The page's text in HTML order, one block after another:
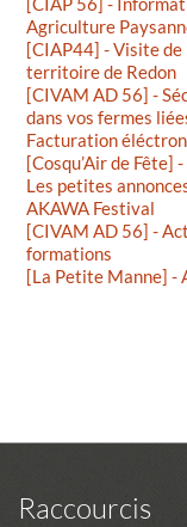
Agriculture
[CIAP44] - Visite de
territoire de Redon
[CIVAM AD 56] -
dans vos fermes
Facturation
[Cosqu’Air de Fête]
Les petites
AKAWA Festival
[CIVAM AD 56] -
formations
[La Petite Manne] -
Raccourcis